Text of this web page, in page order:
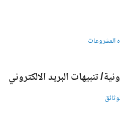
تنبيهات البريد الالكتروني